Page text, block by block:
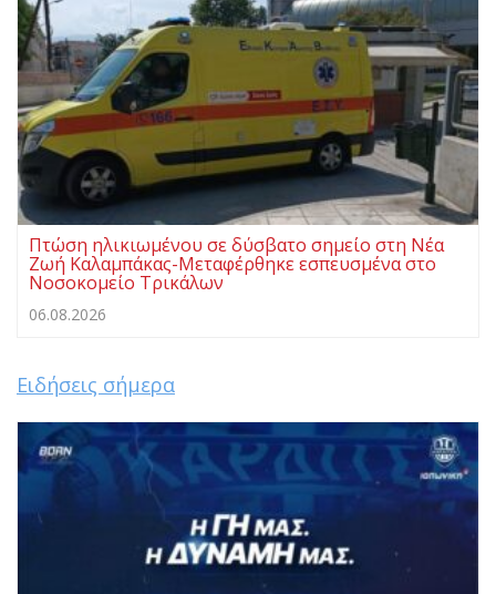
Πτώση ηλικιωμένου σε δύσβατο σημείο στη Νέα
Ζωή Καλαμπάκας-Μεταφέρθηκε εσπευσμένα στο
Νοσοκομείο Τρικάλων
06.08.2026
Ειδήσεις σήμερα